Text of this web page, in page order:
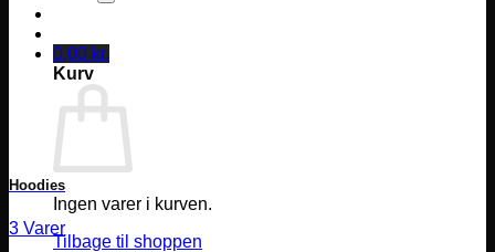
0,00 kr.
Kurv
Ingen varer i kurven.
Tilbage til shoppen
Hoodies
3 Varer